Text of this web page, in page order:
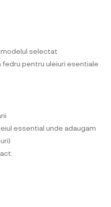
selectat
fedru pentru uleiuri esentiale
essential unde adaugam